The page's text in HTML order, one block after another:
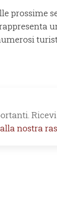
prossime
nostra